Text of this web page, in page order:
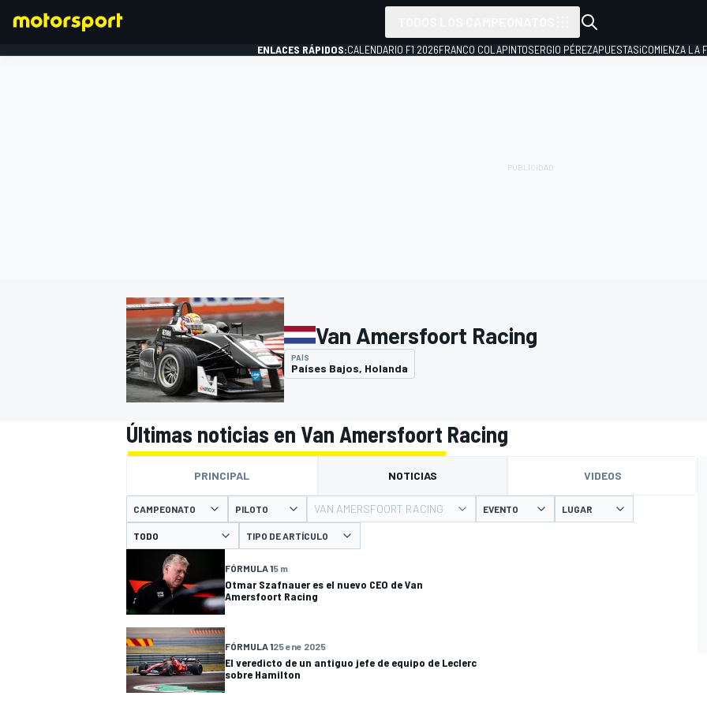
INDYCAR
MOTOGP
ENLACES RÁPIDOS:CALENDARIO F1 2026FRANCO COLAPINTOSERGIO PÉREZAPUESTAS¡COMIENZA LA
Van Amersfoort Racing
PAÍS
Países Bajos, Holanda
Últimas noticias en Van Amersfoort Racing
PRINCIPAL NOTICIAS VIDEOS
CAMPEONATO PILOTO VAN AMERSFOORT RACING EVENTO LUGAR
TIPO DE ARTÍCULO
FÓRMULA 15 m
Otmar Szafnauer es el nuevo CEO de Van
Amersfoort Racing
FÓRMULA 125 ene 2025
El veredicto de un antiguo jefe de equipo de Leclerc
sobre Hamilton